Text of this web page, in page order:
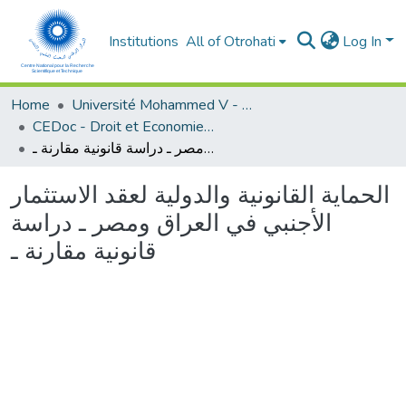
Institutions All of Otrohati Log In
Home
Université Mohammed V - Rabat
CEDoc - Droit et Economie (FSJES Agdal)
الحماية القانونية والدولية لعقد الاستثمار الأجنبي في العراق ومصر ـ دراسة قانونية مقارنة ـ
الحماية القانونية والدولية لعقد الاستثمار
الأجنبي في العراق ومصر ـ دراسة
قانونية مقارنة ـ